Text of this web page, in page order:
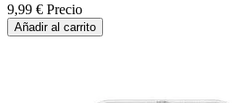
9,99 € Precio
Añadir al carrito